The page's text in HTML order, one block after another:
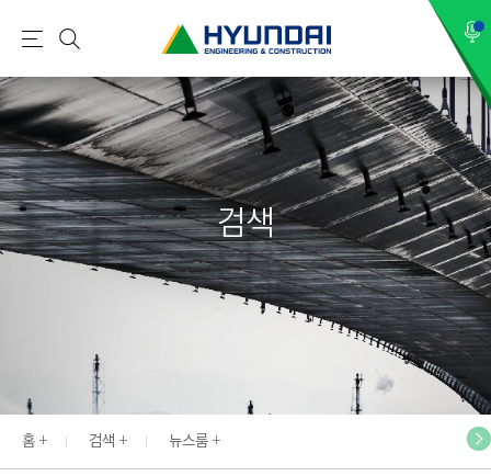
현
건
설
(
H
Y
U
N
E
N
메
뉴
검
색
검색
홈 검색 뉴스룸